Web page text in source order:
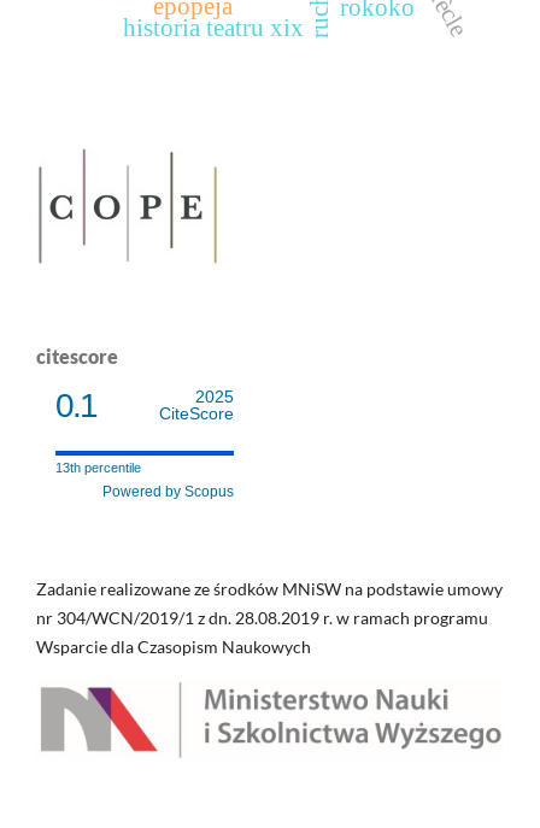
ruch
epopeja rokoko
historia teatru xix
citescore
0.1
2025
CiteScore
13th percentile
Powered by Scopus
Zadanie realizowane ze środków MNiSW na podstawie umowy
nr 304/WCN/2019/1 z dn. 28.08.2019 r. w ramach programu
Wsparcie dla Czasopism Naukowych